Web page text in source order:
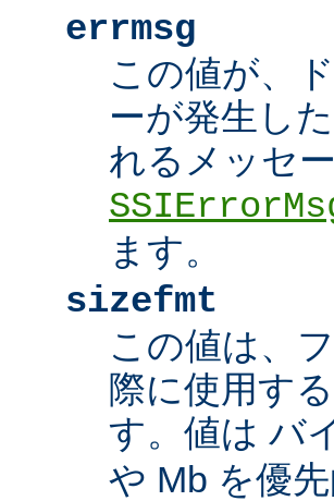
errmsg
この値が、
ーが発生し
れるメッセ
ます。
sizefmt
この値は、
際に使用す
す。値は バ
や Mb を優